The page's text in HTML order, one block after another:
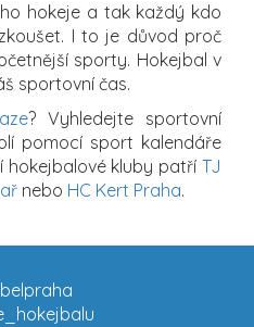
hokeje a tak každý kdo
I to je důvod proč
sporty. Hokejbal v
sportovní čas.
? Vyhledejte sportovní
pomocí sport kalendáře
hokejbalové kluby patří TJ
nebo HC Kert Praha.